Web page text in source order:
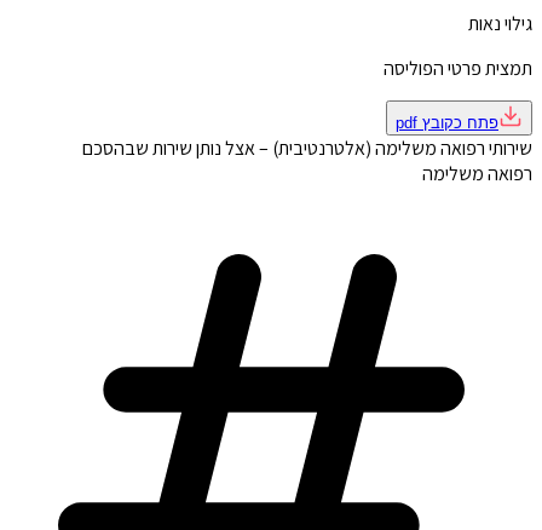
גילוי נאות
תמצית פרטי הפוליסה
פתח כקובץpdf
שירותי רפואה משלימה (אלטרנטיבית) – אצל נותן שירות שבהסכם
רפואה משלימה